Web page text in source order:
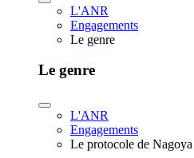
L'ANR
Engagements
Le genre
Le genre
L'ANR
Engagements
Le protocole de Nagoya